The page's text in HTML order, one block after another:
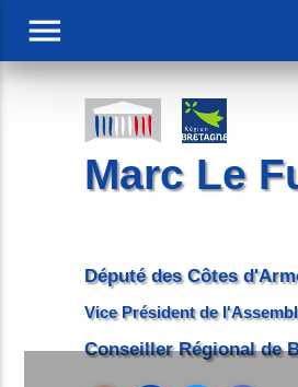
Marc Le
Député des Côtes
Vice Président de
Conseiller Régional de
menu